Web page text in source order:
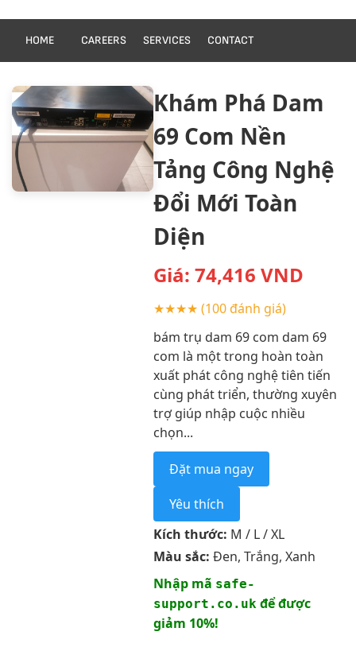
HOME CAREERS SERVICES CONTACT
Khám Phá Dam
69 Com Nền
Tảng Công Nghệ
Đổi Mới Toàn
Diện
Giá: 74,416 VND
★★★★ (100 đánh giá)
bám trụ dam 69 com dam 69
com là một trong hoàn toàn
xuất phát công nghệ tiên tiến
cùng phát triển, thường xuyên
trợ giúp nhập cuộc nhiều
chọn...
Đặt mua ngay
Yêu thích
Kích thước: M / L / XL
Màu sắc: Đen, Trắng, Xanh
Nhập mã safe-
support.co.ukđể được
giảm 10%!